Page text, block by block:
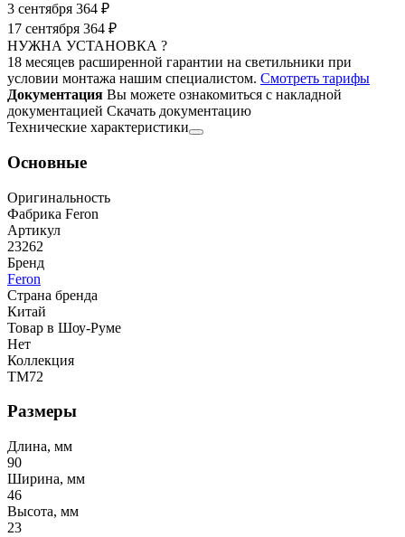
3 сентября 364 ₽
17 сентября 364 ₽
НУЖНА УСТАНОВКА ?
18 месяцев расширенной гарантии на светильники при
условии монтажа нашим специалистом. Смотреть тарифы
Документация Вы можете ознакомиться с накладной
документацией Скачать документацию
Технические характеристики
Основные
Оригинальность
Фабрика Feron
Артикул
23262
Бренд
Feron
Страна бренда
Китай
Товар в Шоу-Руме
Нет
Коллекция
TM72
Размеры
Длина, мм
90
Ширина, мм
46
Высота, мм
23